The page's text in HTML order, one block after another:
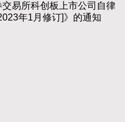
交易所科创板上市公司自律
年1月修订]》的通知